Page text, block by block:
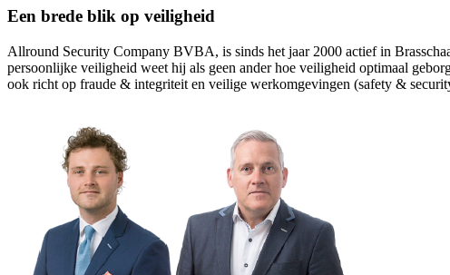
Een brede blik op veiligheid
Allround Security Company BVBA, is sinds het jaar 2000 actief in
persoonlijke veiligheid weet hij als geen ander hoe veiligheid optimaal
ook richt op fraude & integriteit en veilige werkomgevingen (safety &